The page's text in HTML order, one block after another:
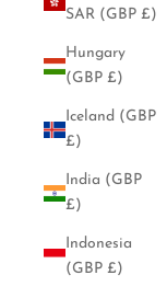
SAR (GBP £)
Hungary
(GBP £)
Iceland (GBP
£)
India (GBP
£)
Indonesia
(GBP £)